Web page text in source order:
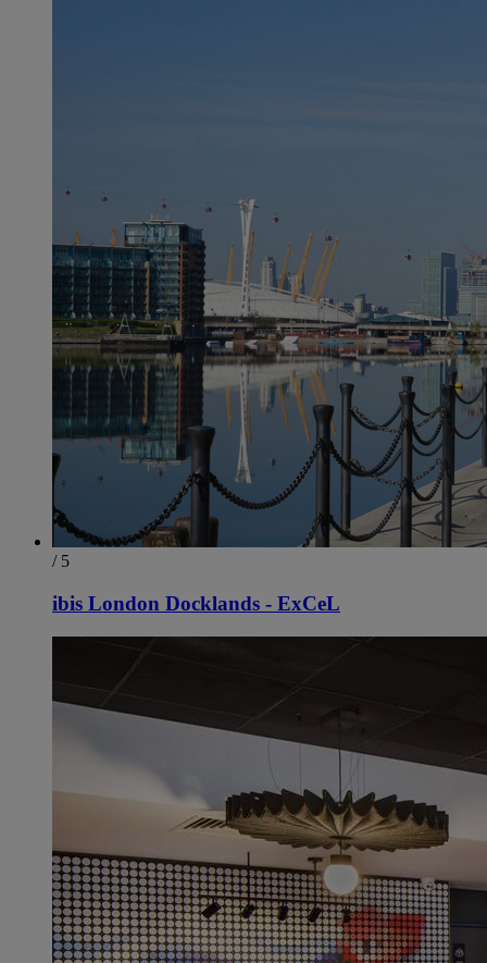
/ 5
ibis London Docklands - ExCeL